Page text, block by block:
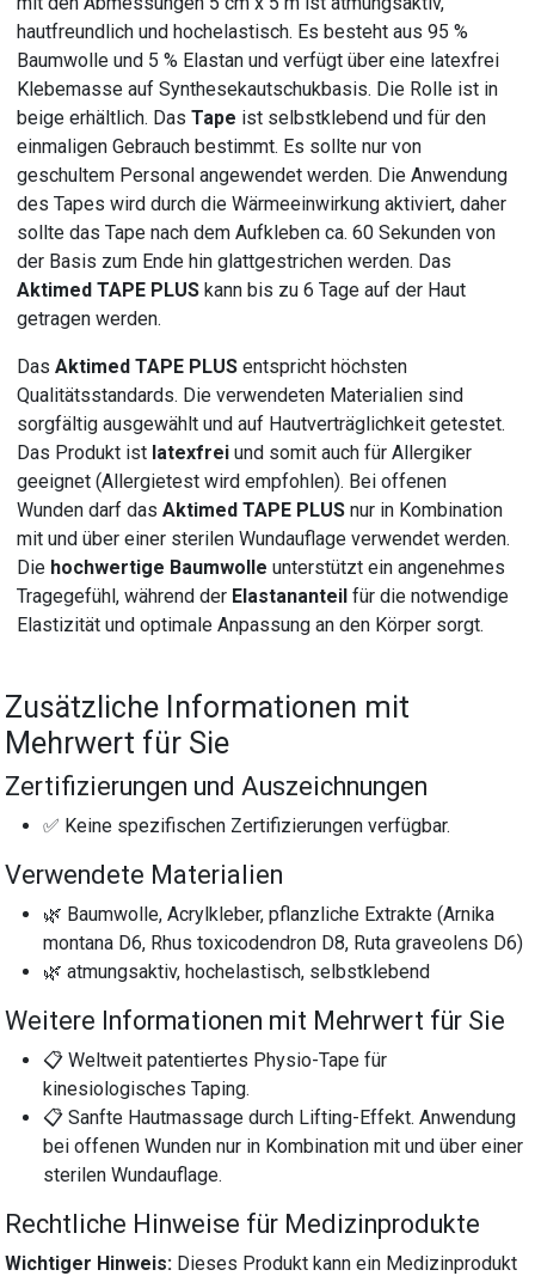
hautfreundlich und hochelastisch. Es besteht aus 95 %
Baumwolle und 5 % Elastan und verfügt über eine latexfrei
Klebemasse auf Synthesekautschukbasis. Die Rolle ist in
beige erhältlich. DasTape ist selbstklebend und für den
einmaligen Gebrauch bestimmt. Es sollte nur von
geschultem Personal angewendet werden. Die Anwendung
des Tapes wird durch die Wärmeeinwirkung aktiviert, daher
sollte das Tape nach dem Aufkleben ca. 60 Sekunden von
der Basis zum Ende hin glattgestrichen werden. Das
Aktimed TAPE PLUS kann bis zu 6 Tage auf der Haut
getragen werden.
DasAktimed TAPE PLUS entspricht höchsten
Qualitätsstandards. Die verwendeten Materialien sind
sorgfältig ausgewählt und auf Hautverträglichkeit getestet.
Das Produkt ist latexfrei und somit auch für Allergiker
geeignet (Allergietest wird empfohlen). Bei offenen
Wunden darf dasAktimed TAPE PLUS nur in Kombination
mit und über einer sterilen Wundauflage verwendet werden.
Die hochwertige Baumwolle unterstützt ein angenehmes
Tragegefühl, während der Elastananteil für die notwendige
Elastizität und optimale Anpassung an den Körper sorgt.
Zusätzliche Informationen mit
Mehrwert für Sie
Zertifizierungen und Auszeichnungen
✅ Keine spezifischen Zertifizierungen verfügbar.
Verwendete Materialien
🌿 Baumwolle, Acrylkleber, pflanzliche Extrakte (Arnika
montana D6, Rhus toxicodendron D8, Ruta graveolens D6)
🌿 atmungsaktiv, hochelastisch, selbstklebend
Weitere Informationen mit Mehrwert für Sie
📋 Weltweit patentiertes Physio-Tape für
kinesiologisches Taping.
📋 Sanfte Hautmassage durch Lifting-Effekt. Anwendung
bei offenen Wunden nur in Kombination mit und über einer
sterilen Wundauflage.
Rechtliche Hinweise für Medizinprodukte
Wichtiger Hinweis: Dieses Produkt kann ein Medizinprodukt